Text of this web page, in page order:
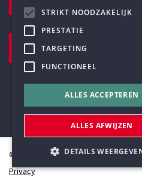
Pottenbrug 4
Antwerpen, 2000
© Humanistisch Verbond 2026
Privacy
STRIKT NOODZAKELIJK
PRESTATIE
TARGETING
FUNCTIONEEL
ALLES ACCEPTEREN
ALLES AFWIJZEN
DETAILS